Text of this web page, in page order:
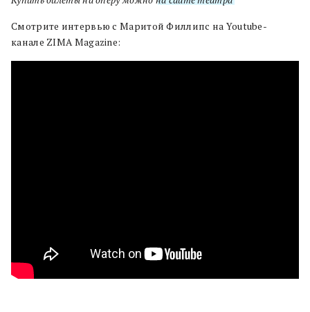
Смотрите интервью с Маритой Филлипс на Youtube-
канале ZIMA Magazine: